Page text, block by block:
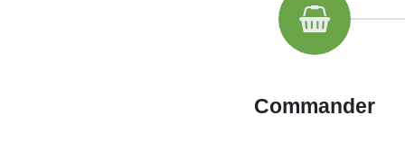
Commander